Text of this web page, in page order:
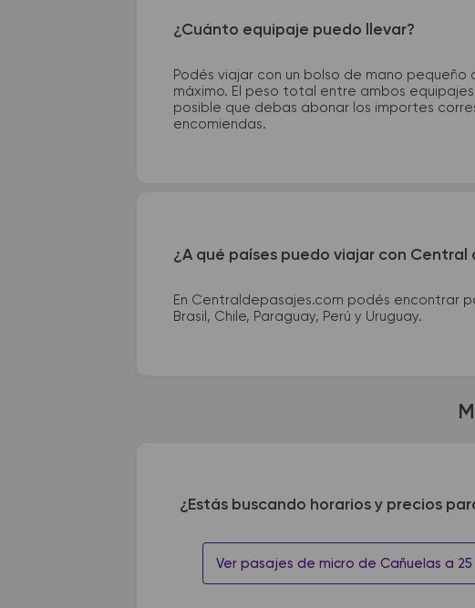
¿Cuánto equipaje puedo llevar?
Podés viajar con un bolso de mano
máximo. El peso total entre ambos
posible que debas abonar los importes
encomiendas.
¿A qué países puedo viajar con Central
En Centraldepasajes.com podés encontrar
Brasil, Chile, Paraguay, Perú y Uruguay.
¿Estás buscando horarios y precios
Ver pasajes de micro de Cañuelas a